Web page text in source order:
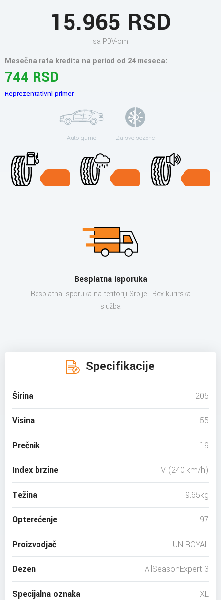
15.965 RSD
sa PDV-om
Mesečna rata kredita na period od 24 meseca:
744 RSD
Reprezentativni primer
Auto gume Za sve sezone
Besplatna isporuka
Besplatna isporuka na teritoriji Srbije - Bex kurirska
služba
Specifikacije
Širina 205
Visina 55
Prečnik 19
Index brzine V (240 km/h)
Težina 9.65kg
Opterećenje 97
Proizvodjač UNIROYAL
Dezen AllSeasonExpert 3
Specijalna oznaka XL